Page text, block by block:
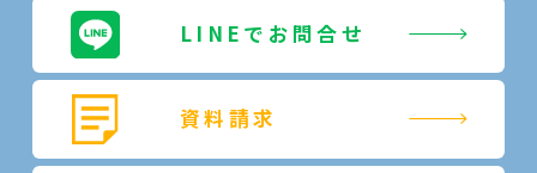
LINEでお問合せ
資料請求